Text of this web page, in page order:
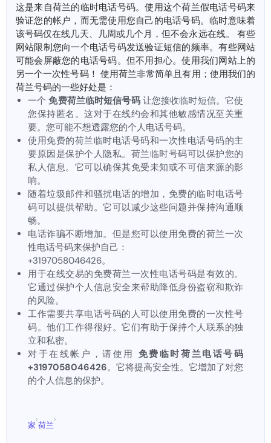
这是来自荷兰的临时电话号码。使用这个荷兰假电话号码来
验证您的帐户，而无需使用您自己的电话号码。临时意味着
该号码仅在线几天、几周或几个月，但不会永远在线。 有些
网站限制您向一个电话号码发送验证短信的频率。有些网站
可能会屏蔽您的电话号码。但不用担心。使用我们网站上的
另一个一次性号码！ 使用荷兰非常简单且有用；使用我们的
荷兰号码的一些好处是：
一个免费荷兰临时短信号码让您接收临时短信。它使
您保持匿名。这对于在线约会和其他敏感情况至关重
要。您可能不想透露您的个人电话号码。
使用免费的荷兰临时电话号码和一次性电话号码的主
要原因是保护个人隐私。荷兰临时号码可以保护您的
私人信息。它可以确保其免受未知或不可信来源的影
响。
随着垃圾邮件和骚扰电话的增加，免费的临时电话号
码可以提供帮助。它可以减少这些问题并保持沟通顺
畅。
电话诈骗不断增加。但是您可以使用免费的荷兰一次
性电话号码来保护自己：
+3197058046426。
用于在线交易的免费荷兰一次性电话号码是有效的。
它通过保护个人信息安全来帮助降低身份盗窃和欺诈
的风险。
工作需要共享电话号码的人可以使用免费的一次性号
码。他们工作得很好。它们有助于保持个人联系的独
立和私密。
对于在线帐户，请使用 免费临时荷兰电话号码
+3197058046426。它将提高安全性。它增加了对您
的个人信息的保护。
家
›
荷兰
›